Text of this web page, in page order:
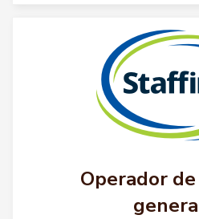
Operador